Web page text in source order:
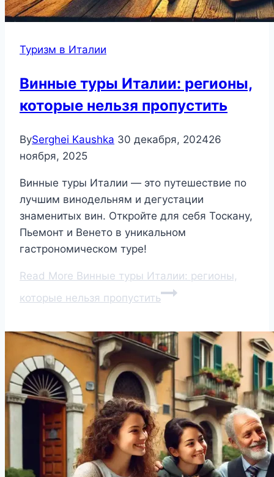
Туризм в Италии
Винные туры Италии: регионы,
которые нельзя пропустить
BySerghei Kaushka 30 декабря, 202426
ноября, 2025
Винные туры Италии — это путешествие по
лучшим винодельням и дегустации
знаменитых вин. Откройте для себя Тоскану,
Пьемонт и Венето в уникальном
гастрономическом туре!
Read More Винные туры Италии: регионы,
которые нельзя пропустить